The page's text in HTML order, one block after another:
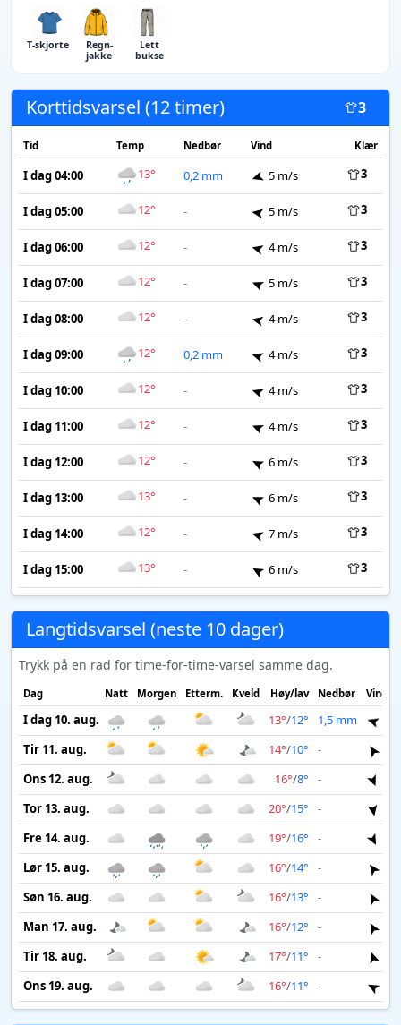
T-skjorte
Regn­
jakke
Lett
bukse
Korttidsvarsel (12 timer) 3
Tid Temp Nedbør Vind Klær
I dag 04:00 13° 0,2 mm 5 m/s 3
I dag 05:00 12° - 5 m/s 3
I dag 06:00 12° - 4 m/s 3
I dag 07:00 12° - 5 m/s 3
I dag 08:00 12° - 4 m/s 3
I dag 09:00 12° 0,2 mm 4 m/s 3
I dag 10:00 12° - 4 m/s 3
I dag 11:00 12° - 4 m/s 3
I dag 12:00 12° - 6 m/s 3
I dag 13:00 13° - 6 m/s 3
I dag 14:00 12° - 7 m/s 3
I dag 15:00 13° - 6 m/s 3
Langtidsvarsel (neste 10 dager)
Trykk på en rad for time-for-time-varsel samme dag.
Dag Natt Morgen Etterm. Kveld Høy/lav Nedbør Vind
I dag 10. aug. 13°/12° 1,5 mm
Tir 11. aug.
14°/10° -
Ons 12. aug.
16°/8° -
Tor 13. aug.
20°/15° -
Fre 14. aug.
19°/16° -
Lør 15. aug.
16°/14° -
Søn 16. aug.
16°/13° -
Man 17. aug.
16°/12° -
Tir 18. aug.
17°/11° -
Ons 19. aug.
16°/11° -